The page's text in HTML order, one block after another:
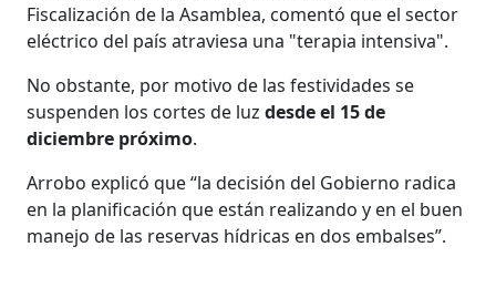
Fiscalización de la Asamblea, comentó que el sector
eléctrico del país atraviesa una "terapia intensiva".
No obstante, por motivo de las festividades se
suspenden los cortes de luzdesde el 15 de
diciembre próximo.
Arrobo explicó que “la decisión del Gobierno radica
en la planificación que están realizando y en el buen
manejo de las reservas hídricas en dos embalses”.